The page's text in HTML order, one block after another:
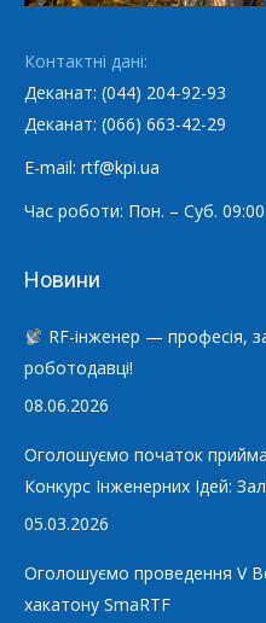
Контактні дані:
Деканат: (044) 204-92-93
Деканат: (066) 663-42-29
E-mail: rtf@kpi.ua
Час роботи: Пон. – Суб.
Новини
RF-інженер — професія,
роботодавці!
08.06.2026
Оголошуємо початок
Конкурс Інженерних Ідей:
05.03.2026
Оголошуємо проведення V
хакатону SmaRTF